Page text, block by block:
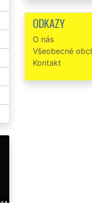
Perfektně
ODKAZY
O nás
Všeobecné
Kontakt